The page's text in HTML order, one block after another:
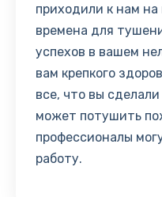
приходили к нам
времена для
успехов в вашем
вам крепкого
все, что вы
может потушить
профессионалы
работу.